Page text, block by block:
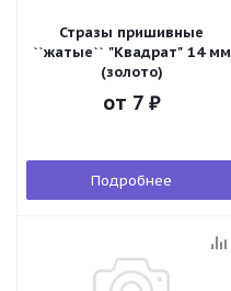
Стразы пришивные
``жатые`` "Квадрат" 14 мм
(золото)
от 7 ₽
Подробнее